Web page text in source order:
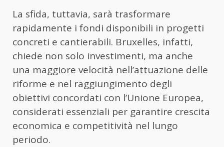
La sfida, tuttavia, sarà trasformare
rapidamente i fondi disponibili in progetti
concreti e cantierabili. Bruxelles, infatti,
chiede non solo investimenti, ma anche
una maggiore velocità nell’attuazione delle
riforme e nel raggiungimento degli
obiettivi concordati con l’Unione Europea,
considerati essenziali per garantire crescita
economica e competitività nel lungo
periodo.